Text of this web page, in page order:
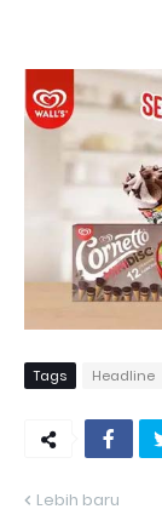
Tags Headline
Lebih baru